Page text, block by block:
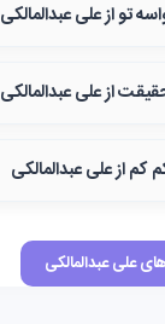
تو از علی عبدالمالکی
از علی عبدالمالکی
کم از علی عبدالمالکی
علی عبدالمالکی